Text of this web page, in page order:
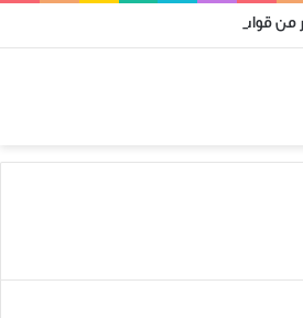
من قوات النظام وميليشياته